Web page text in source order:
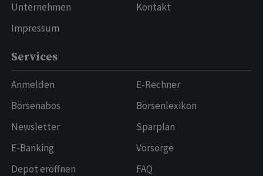
Unternehmen
Impressum
Kontakt
Services
Anmelden
Börsenabos
Newsletter
E-Banking
Depot eröffnen
E-Rechner
Börsenlexikon
Sparplan
Vorsorge
FAQ